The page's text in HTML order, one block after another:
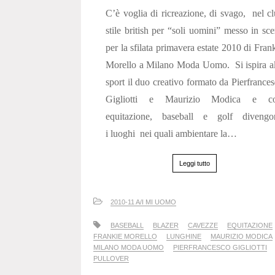
C’è voglia di ricreazione, di svago, nel
stile british per “soli uomini” messo in
per la sfilata primavera estate 2010 di
Morello a Milano Moda Uomo. Si ispira
sport il duo creativo formato da
Gigliotti e Maurizio Modica e
equitazione, baseball e golf
i luoghi nei quali ambientare la…
Leggi tutto
2010-11 A/I MI UOMO
BASEBALL BLAZER CAVEZZE
EQUITAZIONE
FRANKIE MORELLO
LUNGHINE
MAURIZIO MODICA
MILANO MODA UOMO
PIERFRANCESCO GIGLIOTTI
PULLOVER